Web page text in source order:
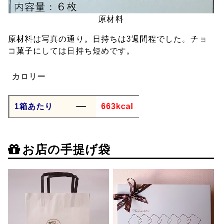
原材料
原材料は写真の通り。日持ちは3週間程でした。チョ
コ菓子にしては日持ち短めです。
カロリー
1箱あたり 663kcal
お店の手提げ袋